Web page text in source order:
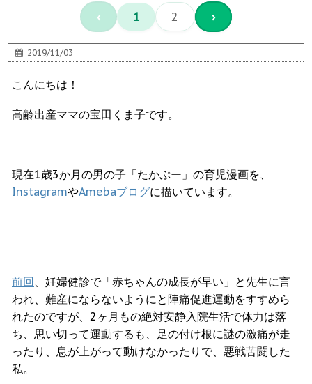
‹ 1 2 ›
2019/11/03
こんにちは！
高齢出産ママの宝田くま子です。
現在1歳3か月の男の子「たかぷー」の育児漫画を、
InstagramやAmebaブログに描いています。
前回 、妊婦健診で「赤ちゃんの成長が早い」と先生に言
われ、難産にならないようにと陣痛促進運動をすすめら
れたのですが、2ヶ月もの絶対安静入院生活で体力は落
ち、思い切って運動するも、足の付け根に謎の激痛が走
ったり、息が上がって動けなかったりで、悪戦苦闘した
私。